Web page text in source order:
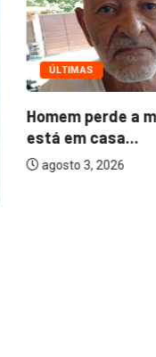
ÚLTIMAS
Homem perde a
está em casa...
agosto 3, 2026